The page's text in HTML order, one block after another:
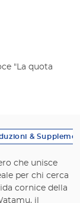
"La quota
&
che unisce
per chi cerca
cornice della
il